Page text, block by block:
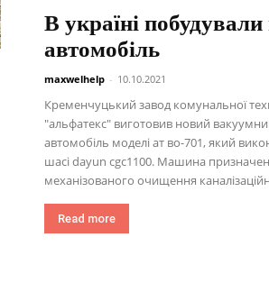
В україні
автомобіль
maxwelhelp - 10.10.2021
Кременчуцький завод комунальної
"альфатекс" виготовив новий
автомобіль моделі ат во-701, який
шасі dayun cgc1100. Машина
механізованого очищення
Read more